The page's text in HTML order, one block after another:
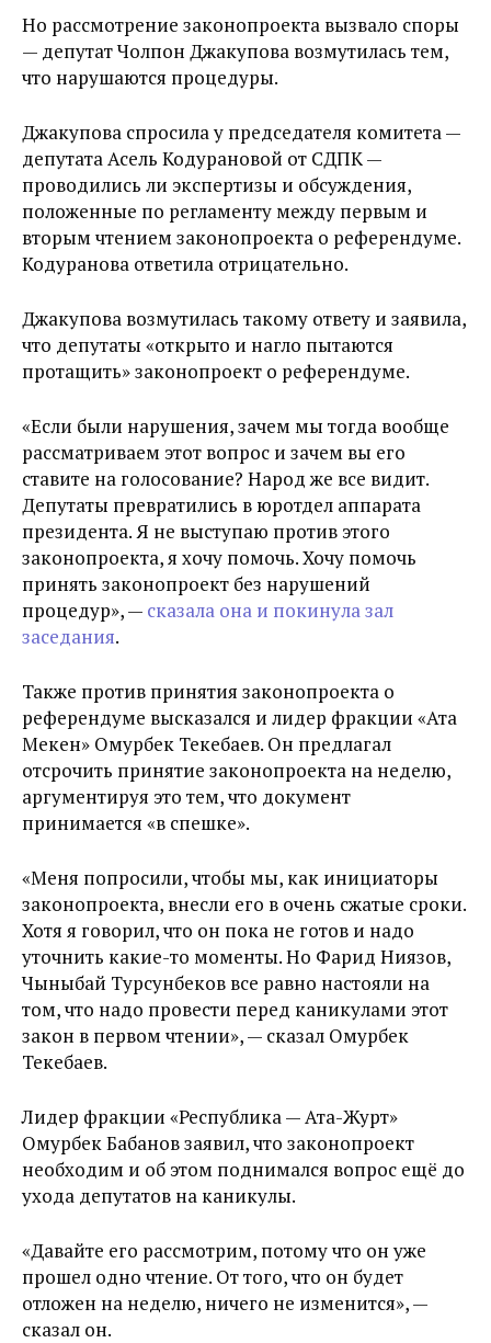
Но рассмотрение законопроекта вызвало споры
— депутат Чолпон Джакупова возмутилась тем,
что нарушаются процедуры.
Джакупова спросила у председателя комитета —
депутата Асель Кодурановой от СДПК —
проводились ли экспертизы и обсуждения,
положенные по регламенту между первым и
вторым чтением законопроекта о референдуме.
Кодуранова ответила отрицательно.
Джакупова возмутилась такому ответу и заявила,
что депутаты «открыто и нагло пытаются
протащить» законопроект о референдуме.
«Если были нарушения, зачем мы тогда вообще
рассматриваем этот вопрос и зачем вы его
ставите на голосование? Народ же все видит.
Депутаты превратились в юротдел аппарата
президента. Я не выступаю против этого
законопроекта, я хочу помочь. Хочу помочь
принять законопроект без нарушений
процедур», — сказала она и покинула зал
заседания.
Также против принятия законопроекта о
референдуме высказался и лидер фракции «Ата
Мекен» Омурбек Текебаев. Он предлагал
отсрочить принятие законопроекта на неделю,
аргументируя это тем, что документ
принимается «в спешке».
«Меня попросили, чтобы мы, как инициаторы
законопроекта, внесли его в очень сжатые сроки.
Хотя я говорил, что он пока не готов и надо
уточнить какие-то моменты. Но Фарид Ниязов,
Чыныбай Турсунбеков все равно настояли на
том, что надо провести перед каникулами этот
закон в первом чтении», — сказал Омурбек
Текебаев.
Лидер фракции «Республика — Ата-Журт»
Омурбек Бабанов заявил, что законопроект
необходим и об этом поднимался вопрос ещё до
ухода депутатов на каникулы.
«Давайте его рассмотрим, потому что он уже
прошел одно чтение. От того, что он будет
отложен на неделю, ничего не изменится», —
сказал он.